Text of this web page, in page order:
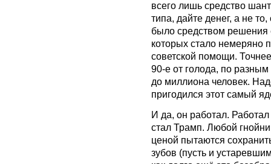
всего лишь средство
типа, дайте денег, а не
было средством решения
которых стало
советской помощи.
90-е от голода, по
до миллиона человек.
пригодился этот самый
И да, он работал.
стал Трамп. Любой
ценой пытаются
зубов (пусть и